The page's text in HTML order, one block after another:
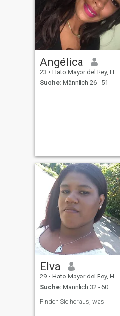
Angélica
23 • Hato Mayor del Rey, Hato Mayor, Dom. Rep.
Suche: Männlich 26 - 51
Elva
29 • Hato Mayor del Rey, Hato Mayor, Dom. Rep.
Suche: Männlich 32 - 60
Finden Sie heraus, was